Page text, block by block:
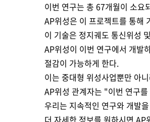
이번 연구는 총 67개월이 소요
AP위성은 이 프로젝트를 통해
이 기술은 정지궤도 통신위성
AP위성이 이번 연구에서 개발
절감이 가능하게 한다.
이는 중대형 위성사업뿐만 아
AP위성 관계자는 "이번 연구
우리는 지속적인 연구와 개발
더 자세한 정보를 원하시면